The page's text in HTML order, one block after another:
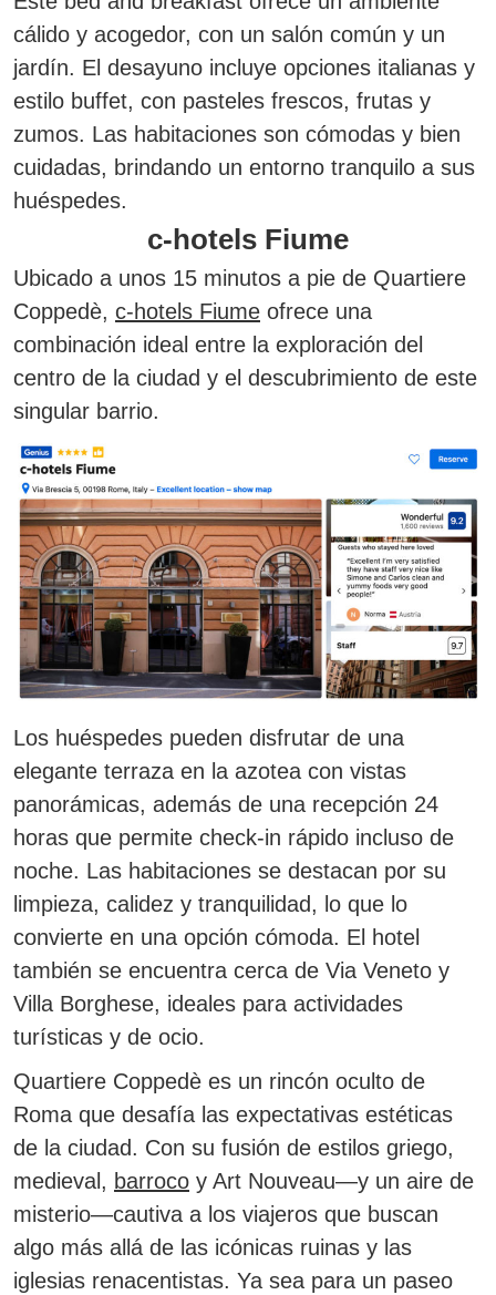
cálido y acogedor, con un salón común y un
jardín. El desayuno incluye opciones italianas y
estilo buffet, con pasteles frescos, frutas y
zumos. Las habitaciones son cómodas y bien
cuidadas, brindando un entorno tranquilo a sus
huéspedes.
c-hotels Fiume
Ubicado a unos 15 minutos a pie de Quartiere
Coppedè, c-hotels Fiume ofrece una
combinación ideal entre la exploración del
centro de la ciudad y el descubrimiento de este
singular barrio.
Los huéspedes pueden disfrutar de una
elegante terraza en la azotea con vistas
panorámicas, además de una recepción 24
horas que permite check-in rápido incluso de
noche. Las habitaciones se destacan por su
limpieza, calidez y tranquilidad, lo que lo
convierte en una opción cómoda. El hotel
también se encuentra cerca de Via Veneto y
Villa Borghese, ideales para actividades
turísticas y de ocio.
Quartiere Coppedè es un rincón oculto de
Roma que desafía las expectativas estéticas
de la ciudad. Con su fusión de estilos griego,
medieval, barroco y Art Nouveau—y un aire de
misterio—cautiva a los viajeros que buscan
algo más allá de las icónicas ruinas y las
iglesias renacentistas. Ya sea para un paseo